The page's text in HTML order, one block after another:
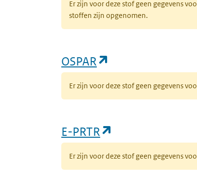
Er zijn voor deze stof geen gegevens
stoffen zijn opgenomen.
OSPAR
Er zijn voor deze stof geen gegevens
E-PRTR
Er zijn voor deze stof geen gegevens